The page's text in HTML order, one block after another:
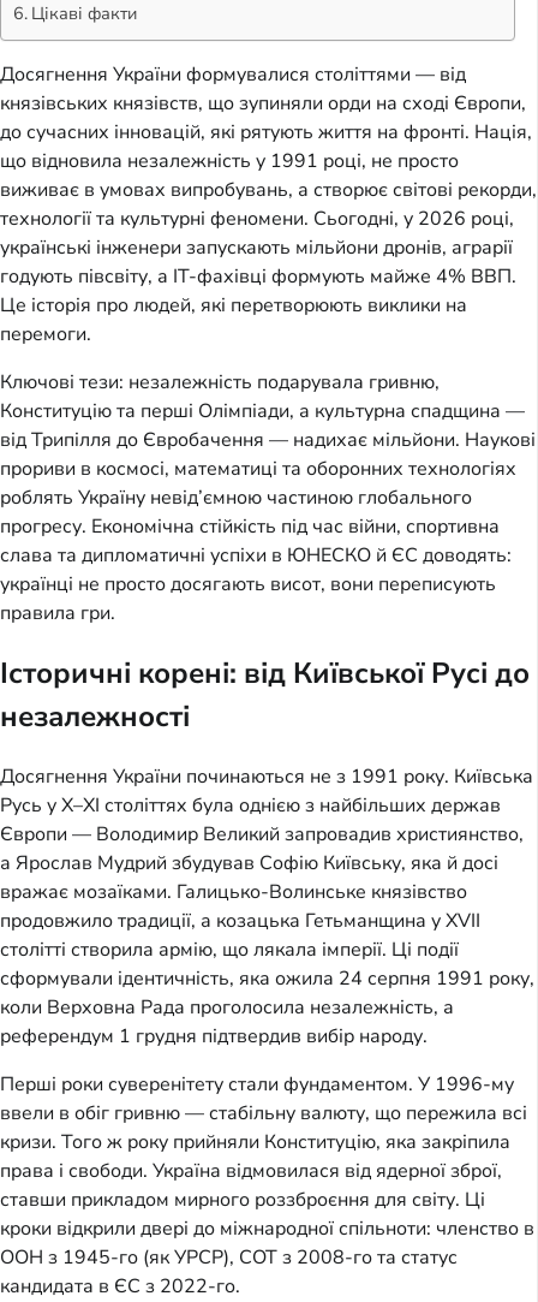
Цікаві факти
Досягнення України формувалися століттями — від
князівських князівств, що зупиняли орди на сході Європи,
до сучасних інновацій, які рятують життя на фронті. Нація,
що відновила незалежність у 1991 році, не просто
виживає в умовах випробувань, а створює світові рекорди,
технології та культурні феномени. Сьогодні, у 2026 році,
українські інженери запускають мільйони дронів, аграрії
годують півсвіту, а IT-фахівці формують майже 4% ВВП.
Це історія про людей, які перетворюють виклики на
перемоги.
Ключові тези: незалежність подарувала гривню,
Конституцію та перші Олімпіади, а культурна спадщина —
від Трипілля до Євробачення — надихає мільйони. Наукові
прориви в космосі, математиці та оборонних технологіях
роблять Україну невід’ємною частиною глобального
прогресу. Економічна стійкість під час війни, спортивна
слава та дипломатичні успіхи в ЮНЕСКО й ЄС доводять:
українці не просто досягають висот, вони переписують
правила гри.
Історичні корені: від Київської Русі до
незалежності
Досягнення України починаються не з 1991 року. Київська
Русь у X–XI століттях була однією з найбільших держав
Європи — Володимир Великий запровадив християнство,
а Ярослав Мудрий збудував Софію Київську, яка й досі
вражає мозаїками. Галицько-Волинське князівство
продовжило традиції, а козацька Гетьманщина у XVII
столітті створила армію, що лякала імперії. Ці події
сформували ідентичність, яка ожила 24 серпня 1991 року,
коли Верховна Рада проголосила незалежність, а
референдум 1 грудня підтвердив вибір народу.
Перші роки суверенітету стали фундаментом. У 1996-му
ввели в обіг гривню — стабільну валюту, що пережила всі
кризи. Того ж року прийняли Конституцію, яка закріпила
права і свободи. Україна відмовилася від ядерної зброї,
ставши прикладом мирного роззброєння для світу. Ці
кроки відкрили двері до міжнародної спільноти: членство в
ООН з 1945-го (як УРСР), СОТ з 2008-го та статус
кандидата в ЄС з 2022-го.